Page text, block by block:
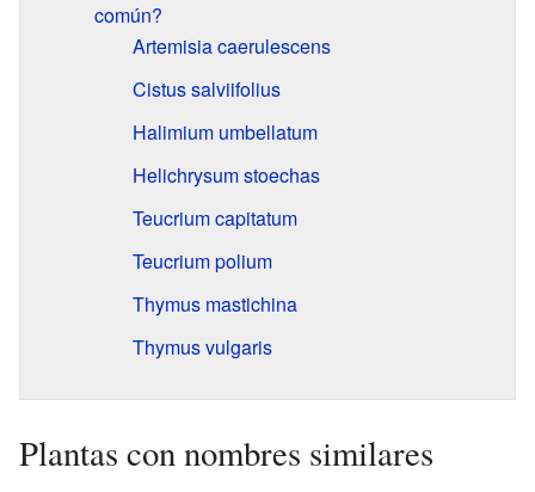
común?
Artemisia caerulescens
Cistus salviifolius
Halimium umbellatum
Helichrysum stoechas
Teucrium capitatum
Teucrium polium
Thymus mastichina
Thymus vulgaris
Plantas con nombres similares